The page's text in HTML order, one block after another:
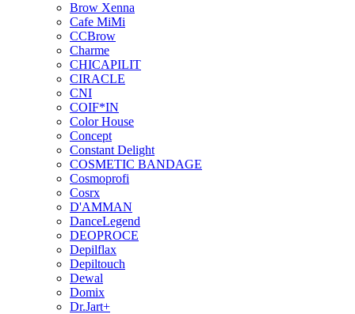
Brow Xenna
Cafe MiMi
CCBrow
Charme
CHICAPILIT
CIRACLE
CNI
COIF*IN
Color House
Concept
Constant Delight
COSMETIC BANDAGE
Cosmoprofi
Cosrx
D'AMMAN
DanceLegend
DEOPROCE
Depilflax
Depiltouch
Dewal
Domix
Dr.Jart+